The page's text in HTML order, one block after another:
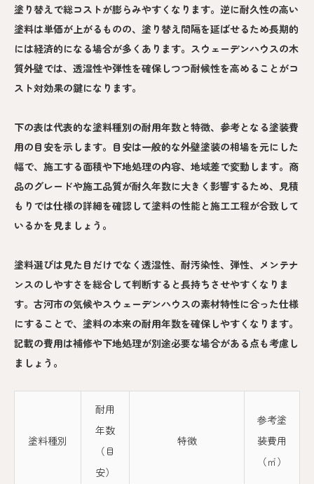
塗り替えで総コストが膨らみやすくなります。逆に耐久性の高い
塗料は単価が上がるものの、塗り替え間隔を延ばせるため長期的
には経済的になる場合が多くあります。スウェーデンハウスの木
質外壁では、透湿性や弾性を確保しつつ耐候性を高めることがコ
スト対効果の鍵になります。
下の表は代表的な塗料種別の耐用年数と特徴、参考となる塗装費
用の目安を示します。目安は一般的な外壁塗装の相場を元にした
幅で、施工する面積や下地処理の内容、地域差で変動します。商
品のグレードや施工品質が耐久年数に大きく影響するため、見積
もりでは仕様の詳細を確認して塗料の性能と施工工程が合致して
いるかを見ましょう。
塗料選びは見た目だけでなく透湿性、耐汚染性、弾性、メンテナ
ンスのしやすさを総合して判断すると長持ちさせやすくなりま
す。古河市の気候やスウェーデンハウスの素材特性に合った仕様
にすることで、塗料の本来の耐用年数を確保しやすくなります。
記載の費用は補修や下地処理が別途必要な場合がある点も考慮し
ましょう。
塗料種別
耐用
年数
（目
安）
特徴
参考塗
装費用
（㎡）